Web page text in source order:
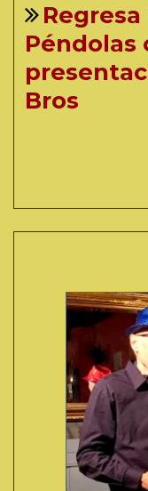
Péndolas
Bros